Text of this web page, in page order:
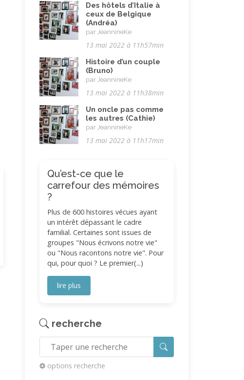
Des hôtels d’Italie à
ceux de Belgique
(Andréa)
par JeannineKe
13 mai 2022 à 11h57min
Histoire d’un couple
(Bruno)
par JeannineKe
13 mai 2022 à 11h38min
Un oncle pas comme
les autres (Cathie)
par JeannineKe
13 mai 2022 à 11h17min
Qu’est-ce que le
carrefour des mémoires
?
Plus de 600 histoires vécues ayant
un intérêt dépassant le cadre
familial. Certaines sont issues de
groupes "Nous écrivons notre vie"
ou "Nous racontons notre vie". Pour
qui, pour quoi ? Le premier(...)
lire plus
recherche
options recherche